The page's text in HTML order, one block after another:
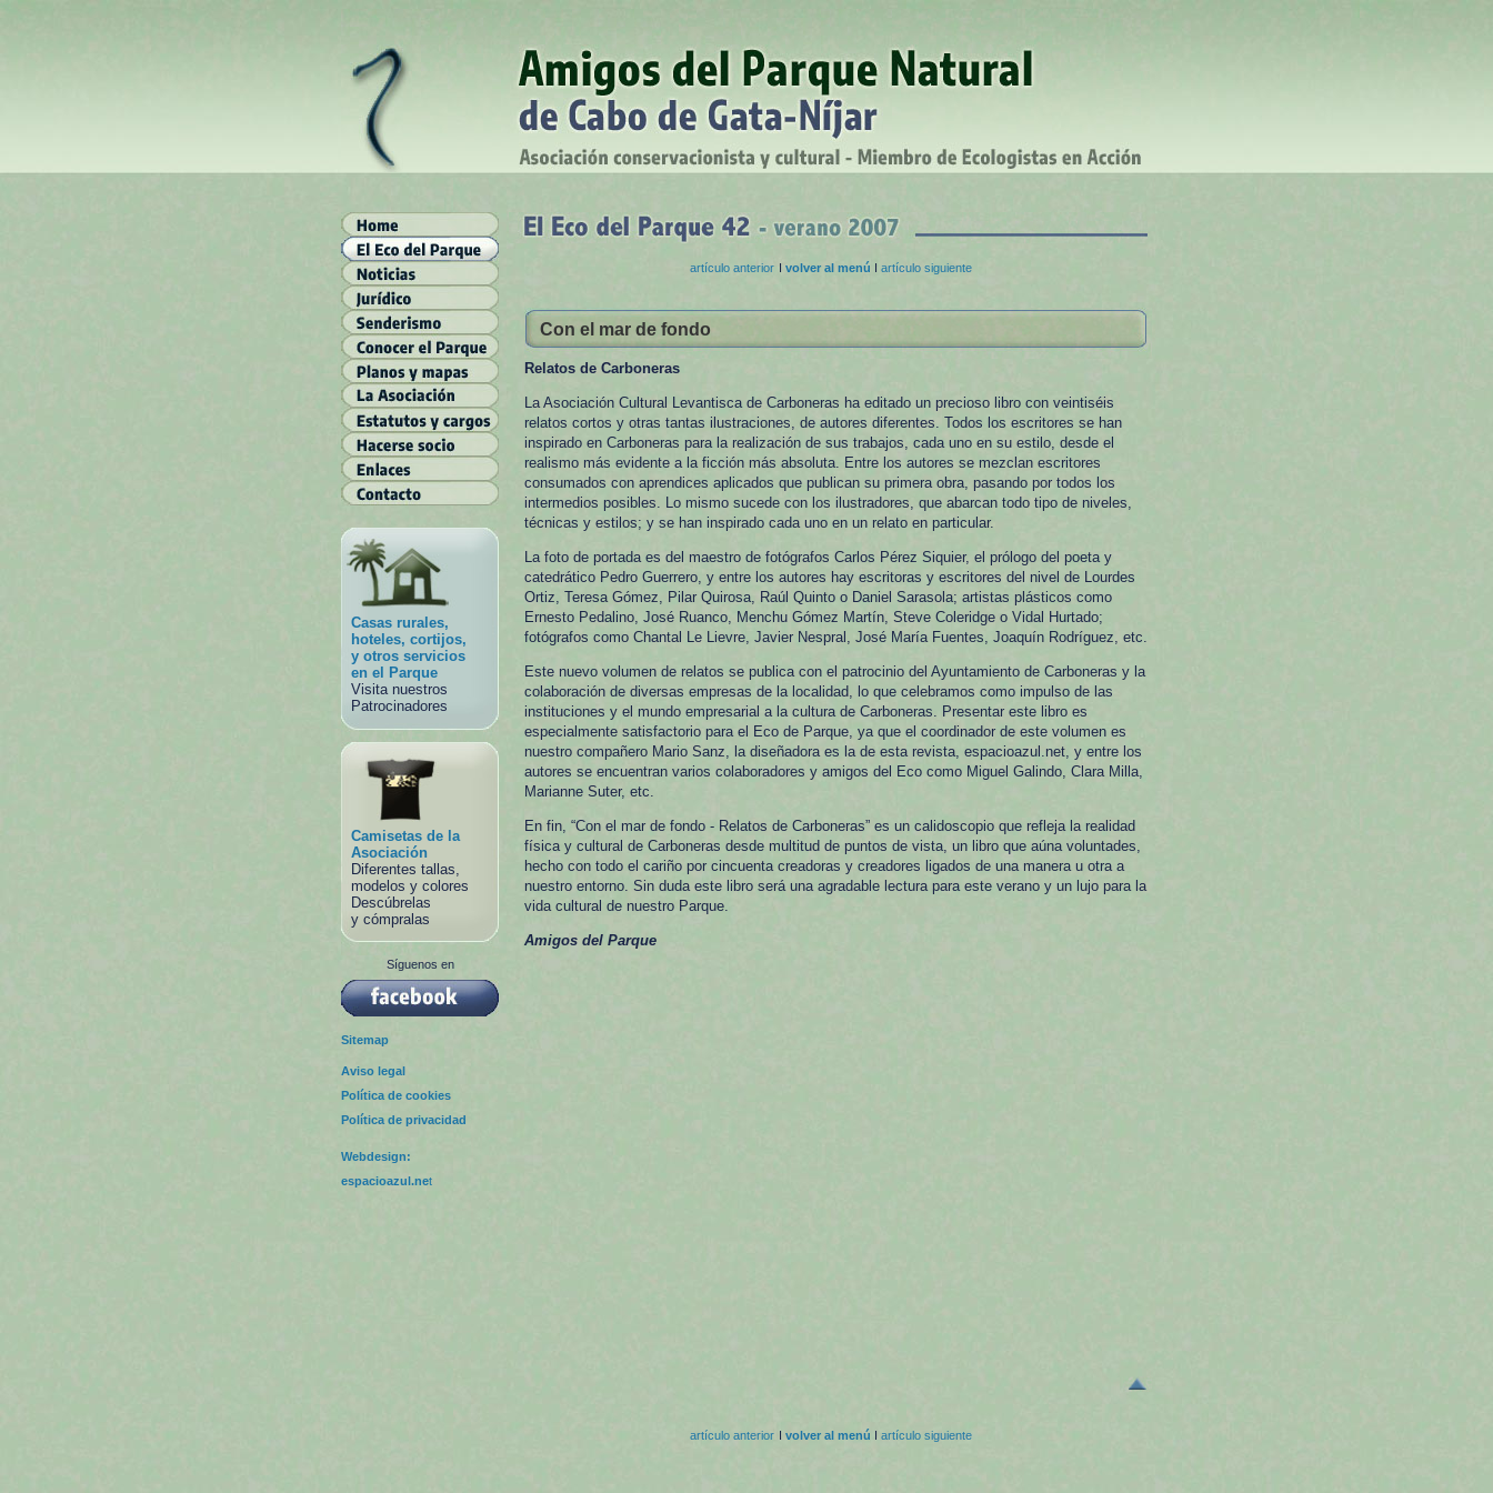
Casas rurales,
hoteles, cortijos,
y otros servicios
en el Parque
Visita nuestros
Patrocinadores
Camisetas de la
Asociación
Diferentes tallas,
modelos y colores
Descúbrelas
y cómpralas
Síguenos en
Sitemap
Aviso legal
Política de cookies
Política de privacidad
Webdesign:
espacioazul.net
artículo anterior I volver al menú I artículo siguiente
Con el mar de fondo
Relatos de Carboneras
La Asociación Cultural Levantisca de Carboneras ha editado un precioso libro con veintiséis
relatos cortos y otras tantas ilustraciones, de autores diferentes. Todos los escritores se han
inspirado en Carboneras para la realización de sus trabajos, cada uno en su estilo, desde el
realismo más evidente a la ficción más absoluta. Entre los autores se mezclan escritores
consumados con aprendices aplicados que publican su primera obra, pasando por todos los
intermedios posibles. Lo mismo sucede con los ilustradores, que abarcan todo tipo de niveles,
técnicas y estilos; y se han inspirado cada uno en un relato en particular.
La foto de portada es del maestro de fotógrafos Carlos Pérez Siquier, el prólogo del poeta y
catedrático Pedro Guerrero, y entre los autores hay escritoras y escritores del nivel de Lourdes
Ortiz, Teresa Gómez, Pilar Quirosa, Raúl Quinto o Daniel Sarasola; artistas plásticos como
Ernesto Pedalino, José Ruanco, Menchu Gómez Martín, Steve Coleridge o Vidal Hurtado;
fotógrafos como Chantal Le Lievre, Javier Nespral, José María Fuentes, Joaquín Rodríguez, etc.
Este nuevo volumen de relatos se publica con el patrocinio del Ayuntamiento de Carboneras y la
colaboración de diversas empresas de la localidad, lo que celebramos como impulso de las
instituciones y el mundo empresarial a la cultura de Carboneras. Presentar este libro es
especialmente satisfactorio para el Eco de Parque, ya que el coordinador de este volumen es
nuestro compañero Mario Sanz, la diseñadora es la de esta revista, espacioazul.net, y entre los
autores se encuentran varios colaboradores y amigos del Eco como Miguel Galindo, Clara Milla,
Marianne Suter, etc.
En fin, “Con el mar de fondo - Relatos de Carboneras” es un calidoscopio que refleja la realidad
física y cultural de Carboneras desde multitud de puntos de vista, un libro que aúna voluntades,
hecho con todo el cariño por cincuenta creadoras y creadores ligados de una manera u otra a
nuestro entorno. Sin duda este libro será una agradable lectura para este verano y un lujo para la
vida cultural de nuestro Parque.
Amigos del Parque
artículo anterior I volver al menú I artículo siguiente